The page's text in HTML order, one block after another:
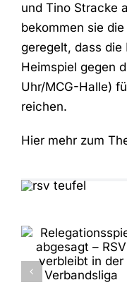
und Tino Stracke
bekommen sie
geregelt, dass die
Heimspiel gegen
Uhr/MCG-Halle)
reichen.
Hier mehr zum
abgesagt –
RSV verbleibt
in der